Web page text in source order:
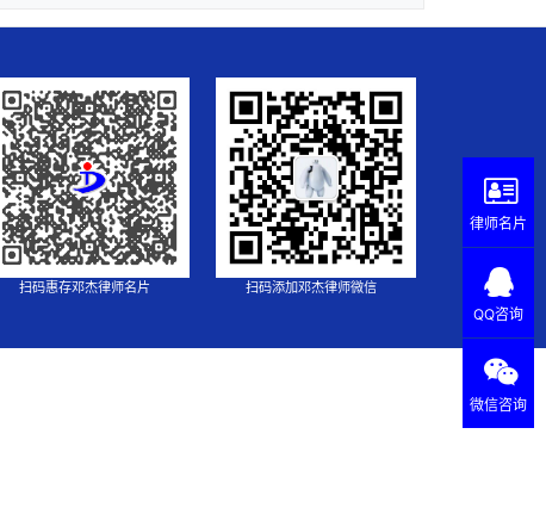
扫码惠存邓杰律师名片 扫码添加邓杰律师微信
律师名片
QQ咨询
微信咨询